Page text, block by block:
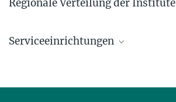
Regionale Verteilung der Institute
im Ausland
Serviceeinrichtungen